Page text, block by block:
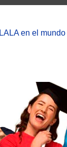
LALA en el mundo